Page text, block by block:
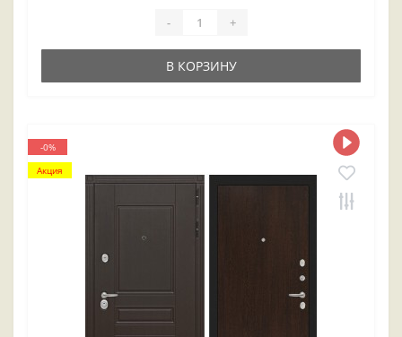
- +
В КОРЗИНУ
-0%
Акция